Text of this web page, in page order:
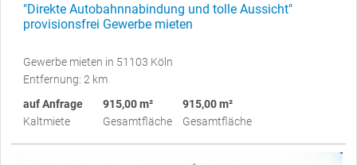
"Direkte Autobahnnabindung und tolle Aussicht"
provisionsfrei Gewerbe mieten
Gewerbe mieten in 51103 Köln
Entfernung: 2 km
auf Anfrage
Kaltmiete
915,00 m²
Gesamtfläche
915,00 m²
Gesamtfläche